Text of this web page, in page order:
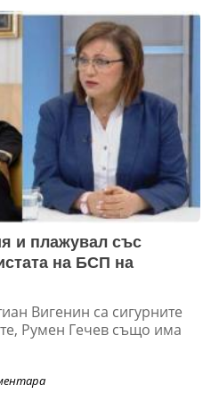
и плажувал със
на БСП на
Вигенин са сигурните
Румен Гечев също има